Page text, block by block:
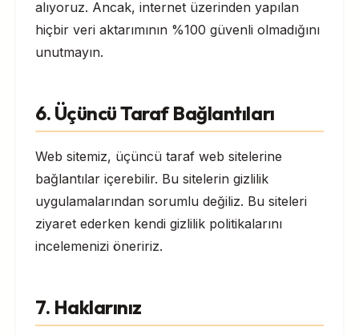
alıyoruz. Ancak, internet üzerinden yapılan
hiçbir veri aktarımının %100 güvenli olmadığını
unutmayın.
6. Üçüncü Taraf Bağlantıları
Web sitemiz, üçüncü taraf web sitelerine
bağlantılar içerebilir. Bu sitelerin gizlilik
uygulamalarından sorumlu değiliz. Bu siteleri
ziyaret ederken kendi gizlilik politikalarını
incelemenizi öneririz.
7. Haklarınız